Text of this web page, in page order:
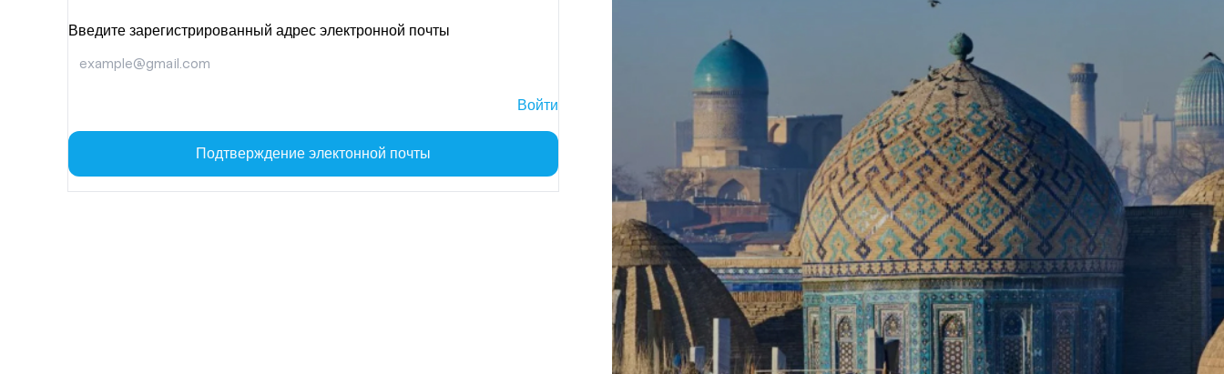
Введите зарегистрированный адрес электронной почты
Войти
Подтверждение электонной почты